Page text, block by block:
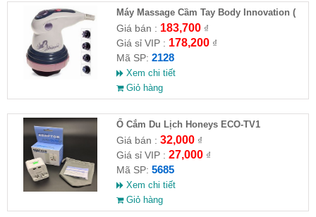
Máy Massage Cầm Tay Body Innovation (
HĐ )
Giá bán : 183,700₫
Giá sỉ VIP : 178,200₫
Mã SP: 2128
Xem chi tiết
Giỏ hàng
Ổ Cắm Du Lịch Honeys ECO-TV1
Giá bán : 32,000₫
Giá sỉ VIP : 27,000₫
Mã SP: 5685
Xem chi tiết
Giỏ hàng